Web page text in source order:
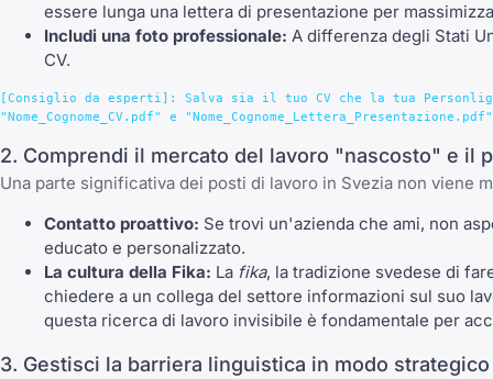
essere lunga una lettera di presentazione per
Includi una foto professionale: A differenza degli Stati
CV.
[Consiglio da esperti]: Salva sia il tuo CV che la tua
2. Comprendi il mercato del lavoro "nascosto" e il
Una parte significativa dei posti di lavoro in Svezia non
Contatto proattivo: Se trovi un'azienda che ami, non
educato e personalizzato.
La cultura della Fika: La fika, la tradizione svedese di
chiedere a un collega del settore informazioni sul suo
questa ricerca di lavoro invisibile è fondamentale per
3. Gestisci la barriera linguistica in modo strategico